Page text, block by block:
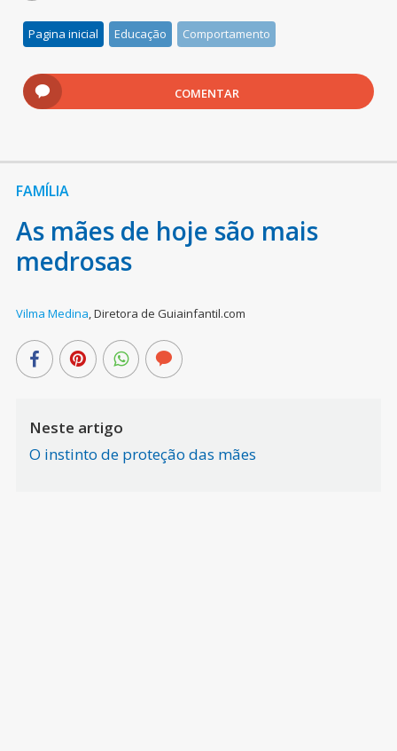
Pagina inicial Educação Comportamento
COMENTAR
FAMÍLIA
As mães de hoje são mais
medrosas
Vilma Medina,Diretora de Guiainfantil.com
Neste artigo
O instinto de proteção das mães